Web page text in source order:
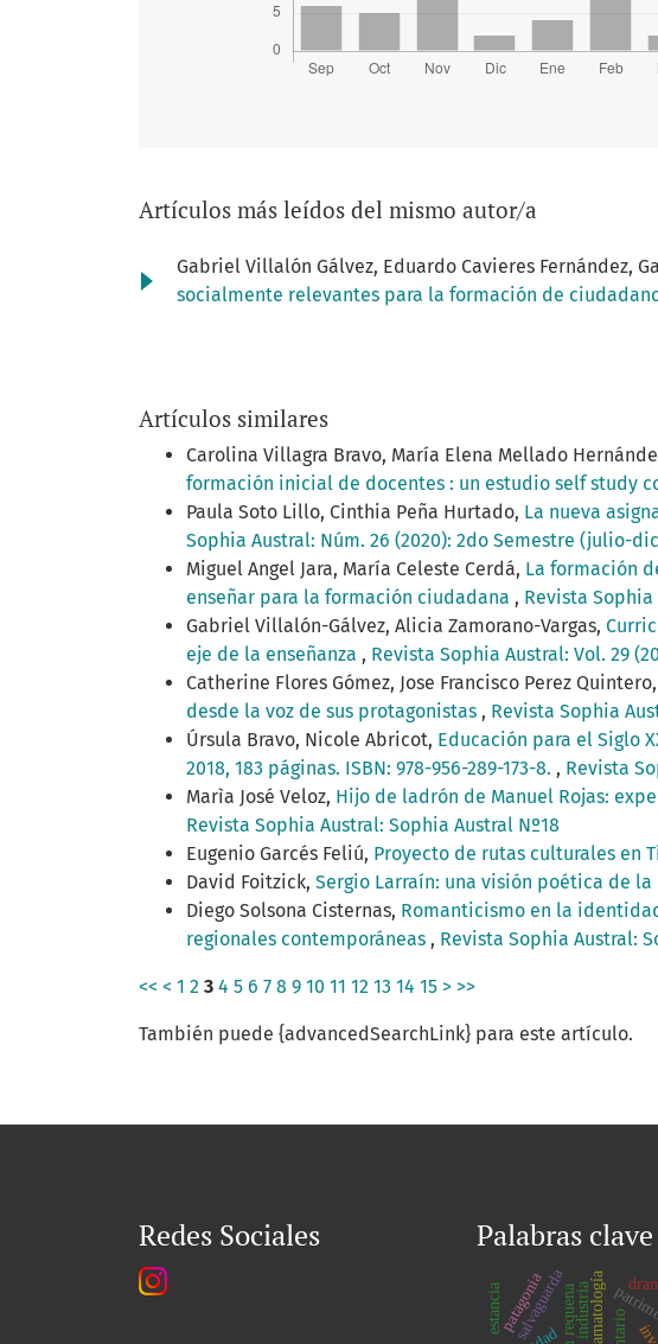
Artículos más leídos del mismo autor/a
Gabriel Villalón Gálvez, Eduardo Cavieres Fernández,
socialmente relevantes para la formación de
Artículos similares
Carolina Villagra Bravo, María Elena Mellado
formación inicial de docentes : un estudio self study
Paula Soto Lillo, Cinthia Peña Hurtado, La nueva
Sophia Austral: Núm. 26 (2020): 2do Semestre (julio-
Miguel Angel Jara, María Celeste Cerdá, La formación
enseñar para la formación ciudadana , Revista
Gabriel Villalón-Gálvez, Alicia Zamorano-Vargas,
eje de la enseñanza , Revista Sophia Austral: Vol. 29
Catherine Flores Gómez, Jose Francisco Perez
desde la voz de sus protagonistas , Revista Sophia
Úrsula Bravo, Nicole Abricot, Educación para el Siglo
2018, 183 páginas. ISBN: 978-956-289-173-8. , Revista
Marìa José Veloz, Hijo de ladrón de Manuel Rojas:
Revista Sophia Austral: Sophia Austral Nº18
Eugenio Garcés Feliú, Proyecto de rutas culturales en
David Foitzick, Sergio Larraín: una visión poética de la
Diego Solsona Cisternas, Romanticismo en la
regionales contemporáneas , Revista Sophia Austral:
<< < 1 2 3 4 5 6 7 8 9 10 11 12 13 14 15 > >>
También puede {advancedSearchLink} para este artículo.
Redes Sociales Palabras clave
dramatología
salvaguarda
patagonia industria
estancia